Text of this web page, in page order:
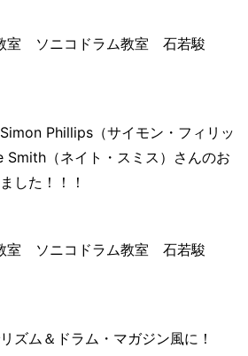
Phillips（サイモン・フィリッ
Smith（ネイト・スミス）さんのお
した！！！
ズム＆ドラム・マガジン風に！